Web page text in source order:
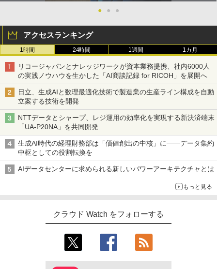
●
● ●
アクセスランキング
1時間 24時間 1週間 1カ月
リコージャパンとナレッジワークが資本業務提携、社内6000人
の実践ノウハウを生かした「AI商談記録 for RICOH」を展開へ
日立、生成AIと数理最適化技術で製造業の生産ライン構成を自動
立案する技術を開発
NTTデータとシャープ、レジ運用の効率化を実現する新決済端末
「UA-P20NA」を共同開発
生成AI時代の経理財務部は「価値創出の中核」に――データ集約
中枢としての役割転換を
AIデータセンターに求められる新しいパワーアーキテクチャとは
もっと見る
クラウド Watch をフォローする